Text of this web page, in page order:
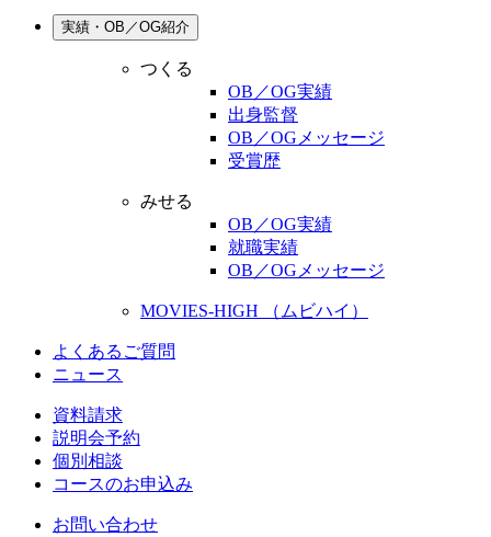
実績・OB／OG紹介
つくる
OB／OG実績
出身監督
OB／OGメッセージ
受賞歴
みせる
OB／OG実績
就職実績
OB／OGメッセージ
MOVIES-HIGH （ムビハイ）
よくあるご質問
ニュース
資料請求
説明会予約
個別相談
コースのお申込み
お問い合わせ